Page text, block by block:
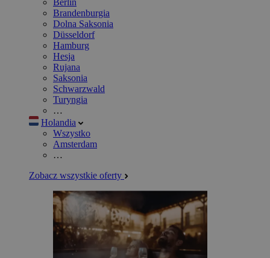
Berlin
Brandenburgia
Dolna Saksonia
Düsseldorf
Hamburg
Hesja
Rujana
Saksonia
Schwarzwald
Turyngia
…
Holandia
Wszystko
Amsterdam
…
Zobacz wszystkie oferty